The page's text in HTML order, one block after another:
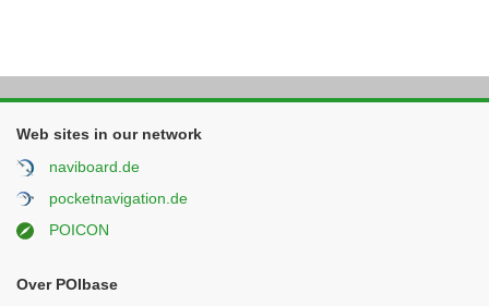
Web sites in our network
naviboard.de
pocketnavigation.de
POICON
Over POIbase